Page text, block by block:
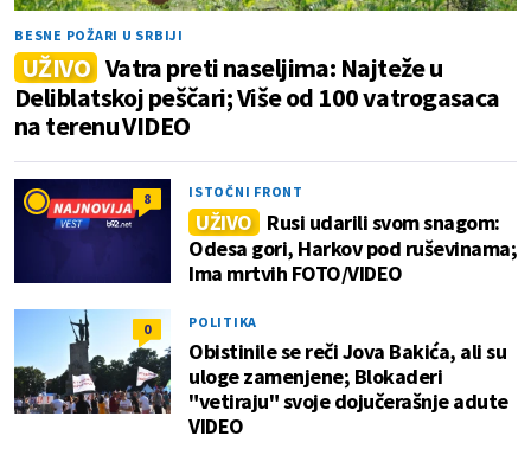
BESNE POŽARI U SRBIJI
UŽIVO Vatra preti naseljima: Najteže u
Deliblatskoj peščari; Više od 100 vatrogasaca
na terenu VIDEO
8 ISTOČNI FRONT
UŽIVO Rusi udarili svom snagom:
Odesa gori, Harkov pod ruševinama;
Ima mrtvih FOTO/VIDEO
0 POLITIKA
Obistinile se reči Jova Bakića, ali su
uloge zamenjene; Blokaderi
"vetiraju" svoje dojučerašnje adute
VIDEO